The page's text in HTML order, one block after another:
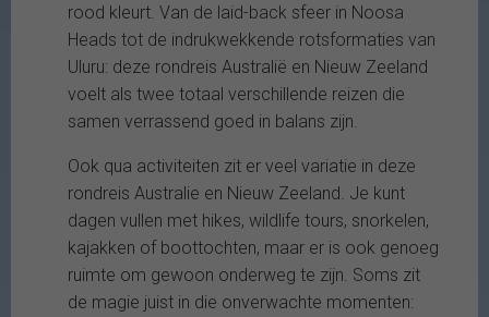
rood kleurt. Van de laid-back sfeer in Noosa
Heads tot de indrukwekkende rotsformaties van
Uluru: deze rondreis Australië en Nieuw Zeeland
voelt als twee totaal verschillende reizen die
samen verrassend goed in balans zijn.
Ook qua activiteiten zit er veel variatie in deze
rondreis Australie en Nieuw Zeeland. Je kunt
dagen vullen met hikes, wildlife tours, snorkelen,
kajakken of boottochten, maar er is ook genoeg
ruimte om gewoon onderweg te zijn. Soms zit
de magie juist in die onverwachte momenten: